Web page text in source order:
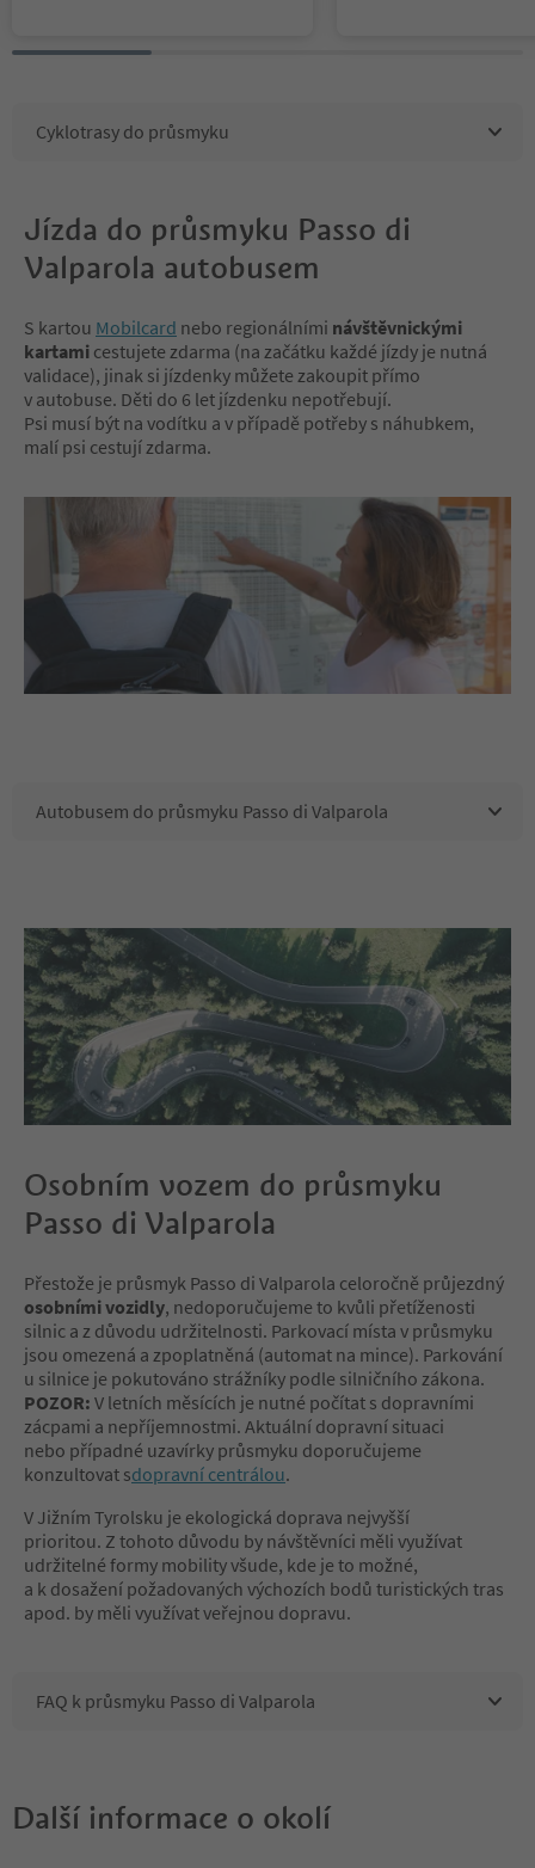
Cyklotrasy do průsmyku
Jízda do průsmyku Passo di
Valparola autobusem
S kartou Mobilcard nebo regionálními návštěvnickými
kartami cestujete zdarma (na začátku každé jízdy je nutná
validace), jinak si jízdenky můžete zakoupit přímo
v autobuse. Děti do 6 let jízdenku nepotřebují.
Psi musí být na vodítku a v případě potřeby s náhubkem,
malí psi cestují zdarma.
Autobusem do průsmyku Passo di Valparola
Osobním vozem do průsmyku
Passo di Valparola
Přestože je průsmyk Passo di Valparola celoročně průjezdný
osobními vozidly, nedoporučujeme to kvůli přetíženosti
silnic a z důvodu udržitelnosti. Parkovací místa v průsmyku
jsou omezená a zpoplatněná (automat na mince). Parkování
u silnice je pokutováno strážníky podle silničního zákona.
POZOR: V letních měsících je nutné počítat s dopravními
zácpami a nepříjemnostmi. Aktuální dopravní situaci
nebo případné uzavírky průsmyku doporučujeme
konzultovat sdopravní centrálou.
V Jižním Tyrolsku je ekologická doprava nejvyšší
prioritou. Z tohoto důvodu by návštěvníci měli využívat
udržitelné formy mobility všude, kde je to možné,
a k dosažení požadovaných výchozích bodů turistických tras
apod. by měli využívat veřejnou dopravu.
FAQ k průsmyku Passo di Valparola
Další informace o okolí